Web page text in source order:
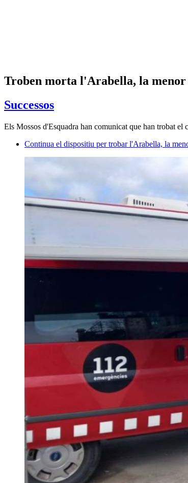
Troben morta l'Arabella, la menor
Successos
Els Mossos d'Esquadra han comunicat que han trobat el
Continua el dispositiu per trobar l'Arabella, la